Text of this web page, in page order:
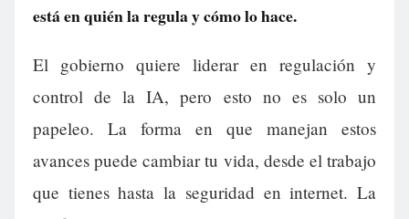
está en quién la regula y cómo lo hace.
El gobierno quiere liderar en regulación y
control de la IA, pero esto no es solo un
papeleo. La forma en que manejan estos
avances puede cambiar tu vida, desde el trabajo
que tienes hasta la seguridad en internet. La